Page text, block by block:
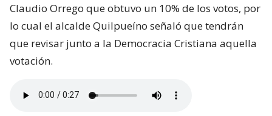
Claudio Orrego que obtuvo un 10% de los votos, por
lo cual el alcalde Quilpueíno señaló que tendrán
que revisar junto a la Democracia Cristiana aquella
votación.